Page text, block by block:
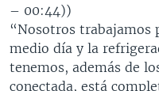
– 00:44))
“Nosotros trabajamos
medio día y la
tenemos, además de
conectada, está